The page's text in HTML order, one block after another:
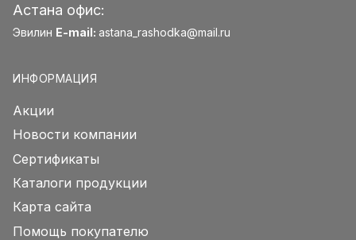
Астана офис:
Эвилин E-mail: astana_rashodka@mail.ru
ИНФОРМАЦИЯ
Акции
Новости компании
Сертификаты
Каталоги продукции
Карта сайта
Помощь покупателю